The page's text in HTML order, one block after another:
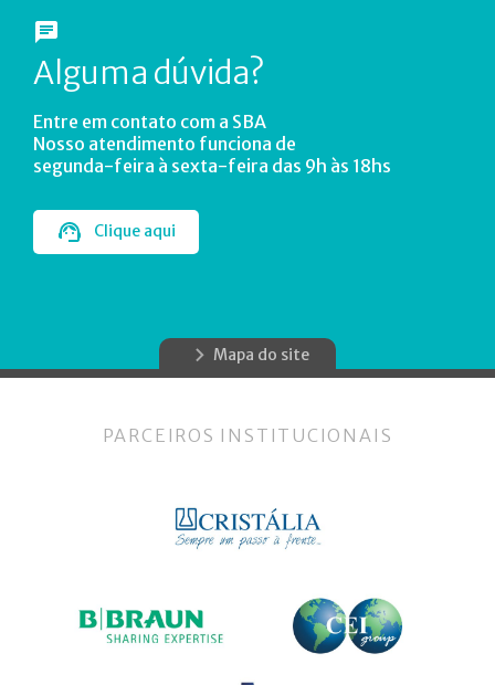
Alguma dúvida?
Entre em contato com a SBA
Nosso atendimento funciona de
segunda-feira à sexta-feira das 9h às 18hs
Clique aqui
Mapa do site
PARCEIROS INSTITUCIONAIS